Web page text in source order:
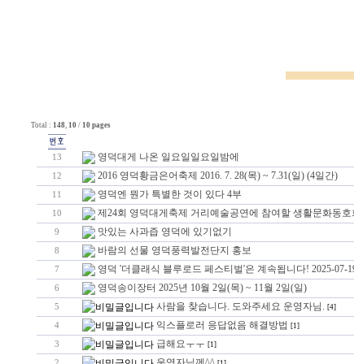
Total : 148, 10 / 10 pages
13 영덕대게 나온 일요일일요일밤에
12 2016 영덕황금은어축제 2016. 7. 28(목) ~ 7.31(일) (4일간)
11 영덕엔 뭔가 특별한 것이 있다 4부
10 제24회 영덕대게축제 거리예술공연에 참여할 생활문화동호
9 맛있는 사과즙 영덕에 있기없기
8 바람의 선물 영덕풍력발전단지 홍보
7 영덕 '더클래식 블루로드 페스티벌'은 계속됩니다! 2025-07-
6 영덕송이장터 2025년 10월 2일(목) ~ 11월 2일(일)
5 사람을 찾습니다. 도와주세요 운영자님. [4]
4 익스플로러 응답없음 해결방법 [1]
3 급해요ㅜㅜ [1]